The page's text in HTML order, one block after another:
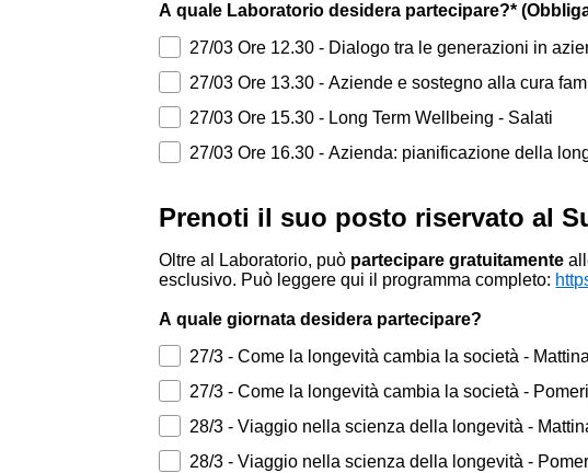
A quale Laboratorio desidera partecipare?*
27/03 Ore 12.30 - Dialogo tra le generazioni in
Lab 27/03 Ore 13.30 - Aziende e sostegno alla cura
Lab 27/03 Ore 15.30 - Long Term Wellbeing - Salati
labn27/03 Ore 16.30 - Azienda: pianificazione della
Prenoti il suo posto riservato al
Oltre al Laboratorio, può partecipare gratuitamente
esclusivo. Può leggere qui il programma completo:
A quale giornata desidera partecipare?
27/3 - Come la longevità cambia la società -
27 Pomeriggio
27/3 - Come la longevità cambia la società -
28 Mattina
28/3 - Viaggio nella scienza della longevità -
28_Pomeriggio
28/3 - Viaggio nella scienza della longevità -